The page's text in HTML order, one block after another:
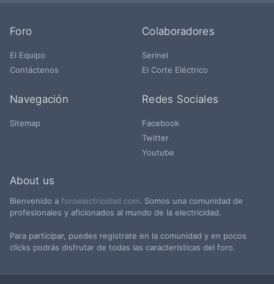
Foro
El Equipo
Contáctenos
Colaboradores
Serinel
El Corte Eléctrico
Navegación
Sitemap
Redes Sociales
Facebook
Twitter
Youtube
About us
Bienvenido a foroelectricidad.com. Somos una comunidad de
profesionales y aficionados al mundo de la electricidad.
Para participar, puedes registrate en la comunidad y en pocos
clicks podrás disfrutar de todas las características del foro.